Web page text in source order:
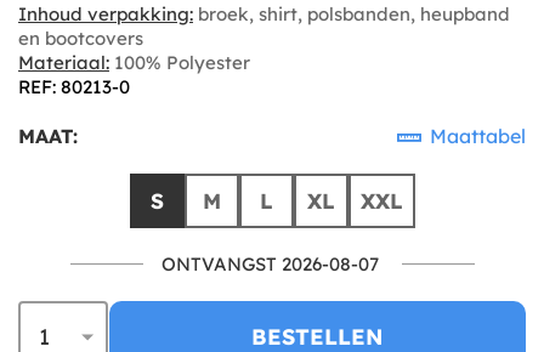
Inhoud verpakking: broek, shirt, polsbanden, heupband
en bootcovers
Materiaal: 100% Polyester
REF: 80213-0
MAAT: Maattabel
S M L XL XXL
ONTVANGST 2026-08-07
BESTELLEN